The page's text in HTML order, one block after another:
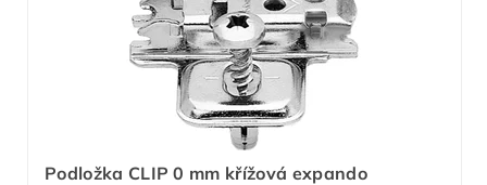
Podložka CLIP 0 mm křížová expando